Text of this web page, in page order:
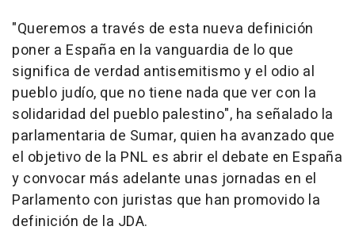
"Queremos a través de esta nueva definición
poner a España en la vanguardia de lo que
significa de verdad antisemitismo y el odio al
pueblo judío, que no tiene nada que ver con la
solidaridad del pueblo palestino", ha señalado la
parlamentaria de Sumar, quien ha avanzado que
el objetivo de la PNL es abrir el debate en España
y convocar más adelante unas jornadas en el
Parlamento con juristas que han promovido la
definición de la JDA.